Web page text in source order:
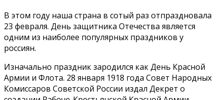
В этом году наша страна в сотый раз отпраздновала
23 февраля. День защитника Отечества является
одним из наиболее популярных праздников у
россиян.
Изначально праздник зародился как День Красной
Армии и Флота. 28 января 1918 года Совет Народных
Комиссаров Советской России издал Декрет о